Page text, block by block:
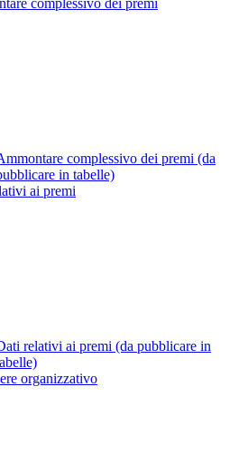
complessivo dei premi
complessivo dei premi (da
in tabelle)
ai premi
relativi ai premi (da pubblicare in
organizzativo